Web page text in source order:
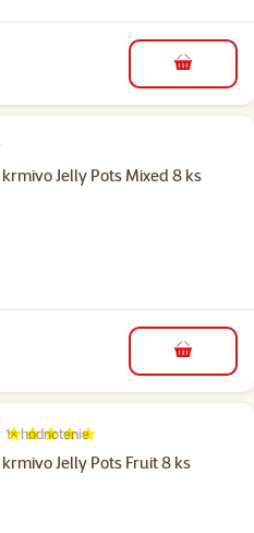
do košíka
Jelly Pots Mixed 8 ks
do košíka
Jelly Pots Fruit 8 ks
počet hodnotení: 1
1×hodnotenie